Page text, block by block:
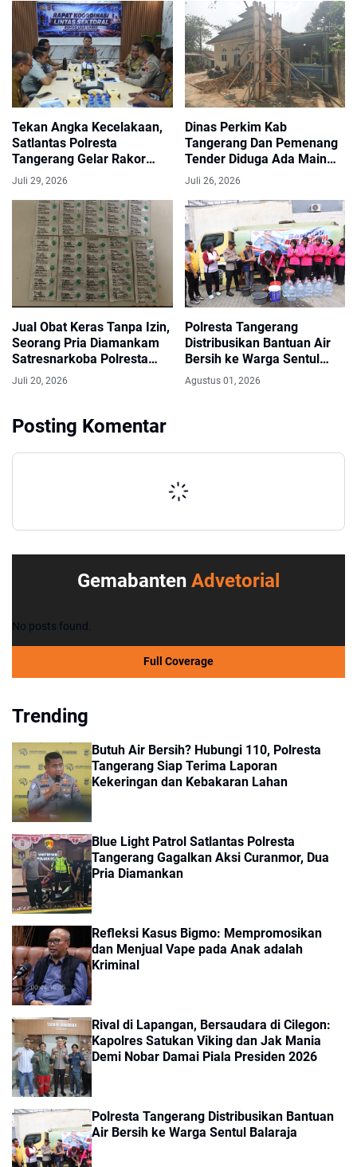
Tekan Angka Kecelakaan,
Satlantas Polresta
Tangerang Gelar Rakor
Lintas Sektoral
Juli 29, 2026
Dinas Perkim Kab
Tangerang Dan Pemenang
Tender Diduga Ada Main
Mata, Proyek Siluman
Desa Bojongloa Cisoka
Juli 26, 2026
Jual Obat Keras Tanpa Izin,
Seorang Pria Diamankam
Satresnarkoba Polresta
Tangerang
Juli 20, 2026
Polresta Tangerang
Distribusikan Bantuan Air
Bersih ke Warga Sentul
Balaraja
Agustus 01, 2026
Posting Komentar
Gemabanten Advetorial
No posts found.
Full Coverage
Trending
Butuh Air Bersih? Hubungi 110, Polresta
Tangerang Siap Terima Laporan
Kekeringan dan Kebakaran Lahan
Blue Light Patrol Satlantas Polresta
Tangerang Gagalkan Aksi Curanmor, Dua
Pria Diamankan
Refleksi Kasus Bigmo: Mempromosikan
dan Menjual Vape pada Anak adalah
Kriminal
Rival di Lapangan, Bersaudara di Cilegon:
Kapolres Satukan Viking dan Jak Mania
Demi Nobar Damai Piala Presiden 2026
Polresta Tangerang Distribusikan Bantuan
Air Bersih ke Warga Sentul Balaraja